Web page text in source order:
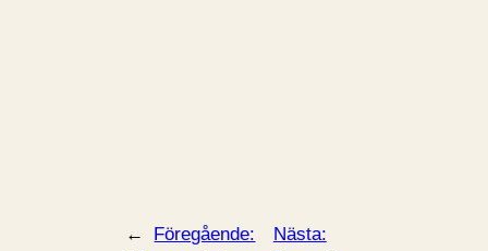
←
Föregående:
Nästa: